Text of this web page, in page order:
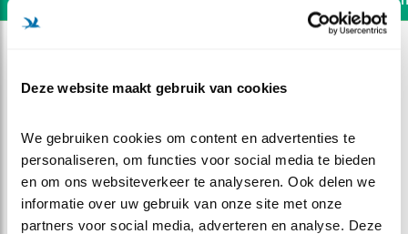
Deze website maakt gebruik van cookies
We gebruiken cookies om content en advertenties te
personaliseren, om functies voor social media te bieden
en om ons websiteverkeer te analyseren. Ook delen we
informatie over uw gebruik van onze site met onze
partners voor social media, adverteren en analyse. Deze